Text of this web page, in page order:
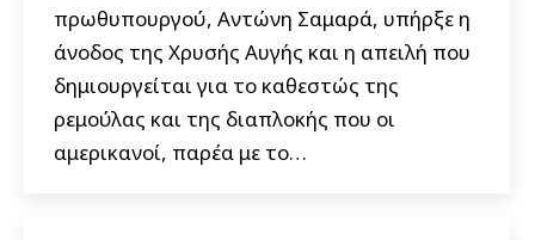
πρωθυπουργού, Αντώνη Σαμαρά, υπήρξε η
άνοδος της Χρυσής Αυγής και η απειλή που
δημιουργείται για το καθεστώς της
ρεμούλας και της διαπλοκής που οι
αμερικανοί, παρέα με το…